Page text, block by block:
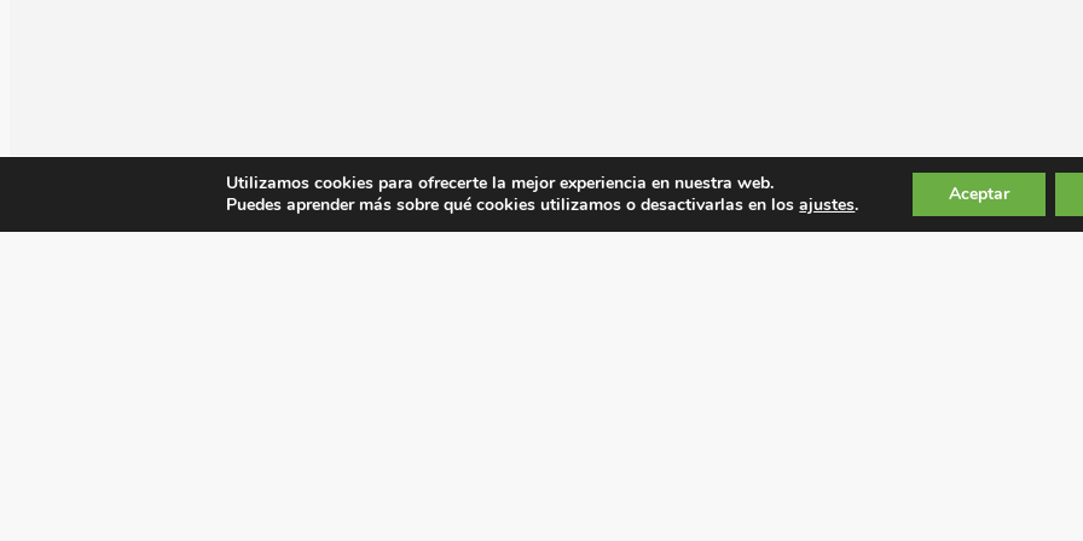
Utilizamos cookies para ofrecerte la mejor experiencia en nuestra web.
Puedes aprender más sobre qué cookies utilizamos o desactivarlas en losajustes. Aceptar